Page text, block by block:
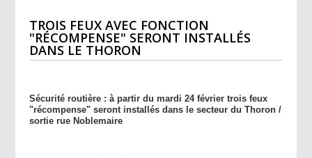
TROIS FEUX AVEC FONCTION
"RÉCOMPENSE" SERONT INSTALLÉS
DANS LE THORON
Sécurité routière : à partir du mardi 24 février trois feux
"récompense" seront installés dans le secteur du Thoron /
sortie rue Noblemaire